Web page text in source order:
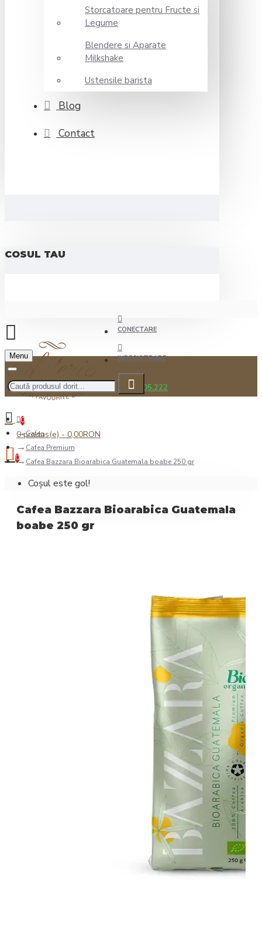
Storcatoare pentru Fructe si
Legume
Blendere si Aparate
Milkshake
Ustensile barista
Blog
Contact
COSUL TAU
CONECTARE
INREGISTRARE
0722.505.222
Menu
0
0 produs(e) - 0,00RON
0
Coșul este gol!
Cafea
Cafea Premium
Cafea Bazzara Bioarabica Guatemala boabe 250 gr
Cafea Bazzara Bioarabica Guatemala
boabe 250 gr